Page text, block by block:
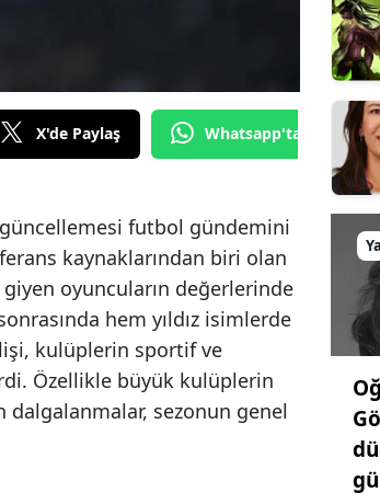
Elazığ
Erzurum
X'de Paylaş Whatsapp'tan Gönder
güncellemesi futbol gündemini
kaynaklarından biri olan
giyen oyuncuların değerlerinde
hem yıldız isimlerde
kulüplerin sportif ve
Özellikle büyük kulüplerin
sezonun genel